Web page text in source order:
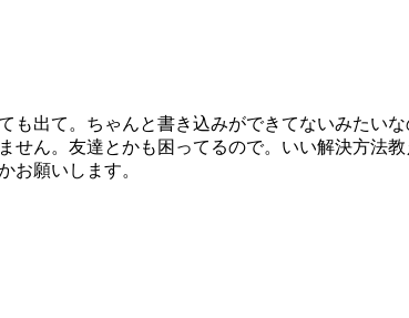
出て。ちゃんと書き込みができてないみたい
ん。友達とかも困ってるので。いい解決方法
お願いします。